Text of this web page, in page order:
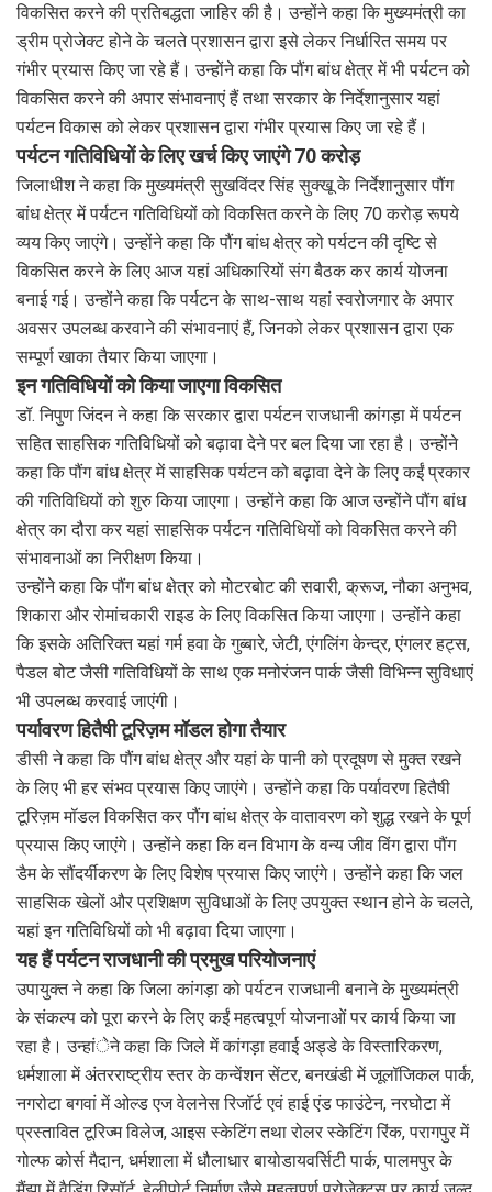
विकसित करने की प्रतिबद्धता जाहिर की है। उन्होंने कहा कि मुख्यमंत्री का
ड्रीम प्रोजेक्ट होने के चलते प्रशासन द्वारा इसे लेकर निर्धारित समय पर
गंभीर प्रयास किए जा रहे हैं। उन्होंने कहा कि पौंग बांध क्षेत्र में भी पर्यटन को
विकसित करने की अपार संभावनाएं हैं तथा सरकार के निर्देशानुसार यहां
पर्यटन विकास को लेकर प्रशासन द्वारा गंभीर प्रयास किए जा रहे हैं।
पर्यटन गतिविधियों के लिए खर्च किए जाएंगे 70 करोड़
जिलाधीश ने कहा कि मुख्यमंत्री सुखविंदर सिंह सुक्खू के निर्देशानुसार पौंग
बांध क्षेत्र में पर्यटन गतिविधियों को विकसित करने के लिए 70 करोड़ रूपये
व्यय किए जाएंगे। उन्होंने कहा कि पौंग बांध क्षेत्र को पर्यटन की दृष्टि से
विकसित करने के लिए आज यहां अधिकारियों संग बैठक कर कार्य योजना
बनाई गई। उन्होंने कहा कि पर्यटन के साथ-साथ यहां स्वरोजगार के अपार
अवसर उपलब्ध करवाने की संभावनाएं हैं, जिनको लेकर प्रशासन द्वारा एक
सम्पूर्ण खाका तैयार किया जाएगा।
इन गतिविधियों को किया जाएगा विकसित
डॉ. निपुण जिंदन ने कहा कि सरकार द्वारा पर्यटन राजधानी कांगड़ा में पर्यटन
सहित साहसिक गतिविधियों को बढ़ावा देने पर बल दिया जा रहा है। उन्होंने
कहा कि पौंग बांध क्षेत्र में साहसिक पर्यटन को बढ़ावा देने के लिए कईं प्रकार
की गतिविधियों को शुरु किया जाएगा। उन्होंने कहा कि आज उन्होंने पौंग बांध
क्षेत्र का दौरा कर यहां साहसिक पर्यटन गतिविधियों को विकसित करने की
संभावनाओं का निरीक्षण किया।
उन्होंने कहा कि पौंग बांध क्षेत्र को मोटरबोट की सवारी, क्रूज, नौका अनुभव,
शिकारा और रोमांचकारी राइड के लिए विकसित किया जाएगा। उन्होंने कहा
कि इसके अतिरिक्त यहां गर्म हवा के गुब्बारे, जेटी, एंगलिंग केन्द्र, एंगलर हट्स,
पैडल बोट जैसी गतिविधियों के साथ एक मनोरंजन पार्क जैसी विभिन्न सुविधाएं
भी उपलब्ध करवाई जाएंगी।
पर्यावरण हितैषी टूरिज़म मॉडल होगा तैयार
डीसी ने कहा कि पौंग बांध क्षेत्र और यहां के पानी को प्रदूषण से मुक्त रखने
के लिए भी हर संभव प्रयास किए जाएंगे। उन्होंने कहा कि पर्यावरण हितैषी
टूरिज़म मॉडल विकसित कर पौंग बांध क्षेत्र के वातावरण को शुद्ध रखने के पूर्ण
प्रयास किए जाएंगे। उन्होंने कहा कि वन विभाग के वन्य जीव विंग द्वारा पौंग
डैम के सौंदर्यीकरण के लिए विशेष प्रयास किए जाएंगे। उन्होंने कहा कि जल
साहसिक खेलों और प्रशिक्षण सुविधाओं के लिए उपयुक्त स्थान होने के चलते,
यहां इन गतिविधियों को भी बढ़ावा दिया जाएगा।
यह हैं पर्यटन राजधानी की प्रमुख परियोजनाएं
उपायुक्त ने कहा कि जिला कांगड़ा को पर्यटन राजधानी बनाने के मुख्यमंत्री
के संकल्प को पूरा करने के लिए कईं महत्वपूर्ण योजनाओं पर कार्य किया जा
रहा है। उन्हांेने कहा कि जिले में कांगड़ा हवाई अड्डे के विस्तारिकरण,
धर्मशाला में अंतरराष्ट्रीय स्तर के कन्वेंशन सेंटर, बनखंडी में जूलॉजिकल पार्क,
नगरोटा बगवां में ओल्ड एज वेलनेस रिजॉर्ट एवं हाई एंड फाउंटेन, नरघोटा में
प्रस्तावित टूरिज्म विलेज, आइस स्केटिंग तथा रोलर स्केटिंग रिंक, परागपुर में
गोल्फ कोर्स मैदान, धर्मशाला में धौलाधार बायोडायवर्सिटी पार्क, पालमपुर के